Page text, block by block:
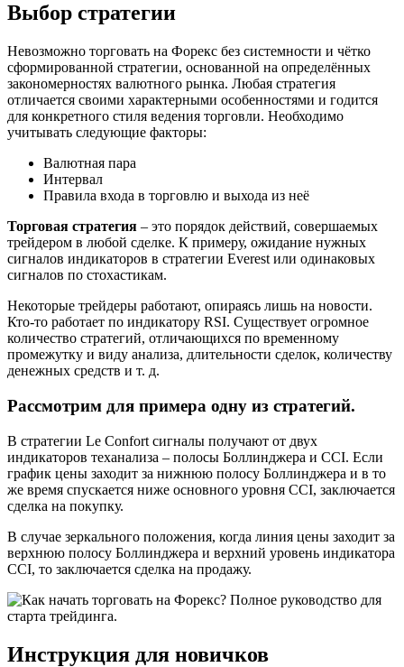
Выбор стратегии
Невозможно торговать на Форекс без системности и чётко
сформированной стратегии, основанной на определённых
закономерностях валютного рынка. Любая стратегия
отличается своими характерными особенностями и годится
для конкретного стиля ведения торговли. Необходимо
учитывать следующие факторы:
Валютная пара
Интервал
Правила входа в торговлю и выхода из неё
Торговая стратегия – это порядок действий, совершаемых
трейдером в любой сделке. К примеру, ожидание нужных
сигналов индикаторов в стратегии Everest или одинаковых
сигналов по стохастикам.
Некоторые трейдеры работают, опираясь лишь на новости.
Кто-то работает по индикатору RSI. Существует огромное
количество стратегий, отличающихся по временному
промежутку и виду анализа, длительности сделок, количеству
денежных средств и т. д.
Рассмотрим для примера одну из стратегий.
В стратегии Le Confort сигналы получают от двух
индикаторов теханализа – полосы Боллинджера и CCI. Если
график цены заходит за нижнюю полосу Боллинджера и в то
же время спускается ниже основного уровня CCI, заключается
сделка на покупку.
В случае зеркального положения, когда линия цены заходит за
верхнюю полосу Боллинджера и верхний уровень индикатора
CCI, то заключается сделка на продажу.
Инструкция для новичков